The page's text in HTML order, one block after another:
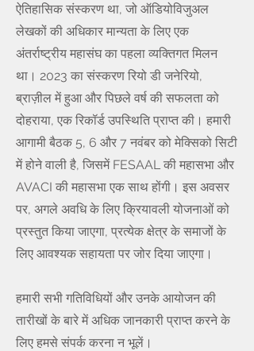
ऐतिहासिक संस्करण था, जो ऑडियोविजुअल
लेखकों की अधिकार मान्यता के लिए एक
अंतर्राष्ट्रीय महासंघ का पहला व्यक्तिगत मिलन
था। 2023 का संस्करण रियो डी जनेरियो,
ब्राज़ील में हुआ और पिछले वर्ष की सफलता को
दोहराया, एक रिकॉर्ड उपस्थिति प्राप्त की। हमारी
आगामी बैठक 5, 6 और 7 नवंबर को मेक्सिको सिटी
में होने वाली है, जिसमें FESAAL की महासभा और
AVACI की महासभा एक साथ होंगी। इस अवसर
पर, अगले अवधि के लिए क्रियावली योजनाओं को
प्रस्तुत किया जाएगा, प्रत्येक क्षेत्र के समाजों के
लिए आवश्यक सहायता पर जोर दिया जाएगा।
हमारी सभी गतिविधियों और उनके आयोजन की
तारीखों के बारे में अधिक जानकारी प्राप्त करने के
लिए हमसे संपर्क करना न भूलें।